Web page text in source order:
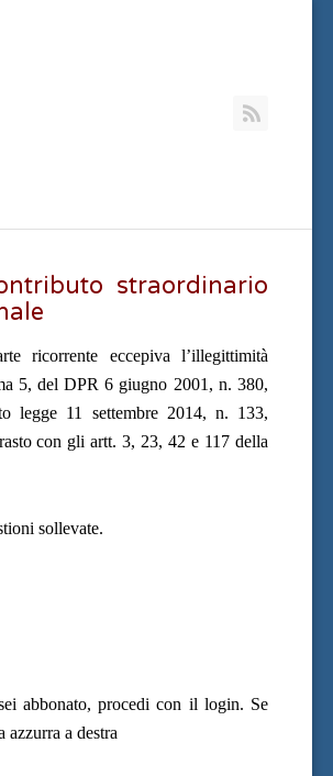
straordinario
eccepiva l’illegittimità
5, del DPR 6 giugno 2001, n. 380,
legge 11 settembre 2014, n. 133,
con gli artt. 3, 23, 42 e 117 della
sollevate.
abbonato, procedi con il login. Se
a destra